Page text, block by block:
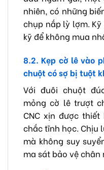
nhiên, có những
chụp nắp lỳ lợm.
kỹ để không mua
8.2. Kẹp cờ lê vào
chuột có sợ bị tuột
Với đuôi chuột
mỏng cờ lê trượt
CNC xịn được
chắc tĩnh học. Chịu
mà không suy
ma sát bảo vệ chân